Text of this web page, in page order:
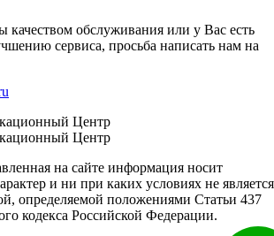
обслуживания или у Вас есть
сервиса, просьба написать нам на
на сайте информация носит
и ни при каких условиях не является
определяемой положениями Статьи 437
кодекса Российской Федерации.